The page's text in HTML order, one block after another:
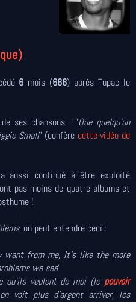
6 mois (666) après Tupac le
ses chansons : "Que quelqu'un
Small" (confère cette vidéo de
aussi continué à être exploité
pas moins de quatre albums et
!
, on peut entendre ceci :
want from me, It's like the more
we see"
qu'ils veulent de moi (le pouvoir
voit plus d'argent arriver, les